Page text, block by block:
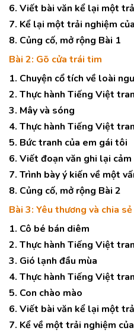
6. Viết bài văn kể lại một
7. Kể lại một trải nghiệm
8. Củng cố, mở rộng Bài 1
Bài 2: Gõ cửa trái tim
1. Chuyện cổ tích về loài
2. Thực hành Tiếng Việt
3. Mây và sóng
4. Thực hành Tiếng Việt
5. Bức tranh của em gái tôi
6. Viết đoạn văn ghi lại
7. Trình bày ý kiến về một
8. Củng cố, mở rộng Bài 2
Bài 3: Yêu thương và chia sẻ
1. Cô bé bán diêm
2. Thực hành Tiếng Việt
3. Gió lạnh đầu mùa
4. Thực hành Tiếng Việt
5. Con chào mào
6. Viết bài văn kể lại một
7. Kể về một trải nghiệm